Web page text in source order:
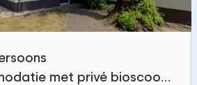
met privé bioscoop